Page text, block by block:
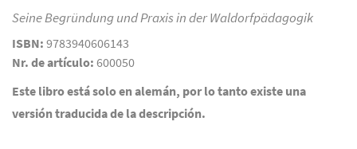
Seine Begründung und Praxis in der Waldorfpädagogik
ISBN: 9783940606143
Nr. de artículo: 600050
Este libro está solo en alemán, por lo tanto existe una
versión traducida de la descripción.